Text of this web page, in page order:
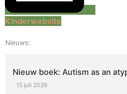
Kinderwebsite
Nieuws:
Nieuw boek: Autism as an
15 juli 2026